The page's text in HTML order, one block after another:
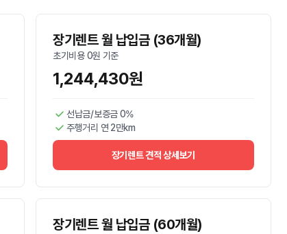
장기렌트 월 납입금 (36개월)
초기비용 0원 기준
1,244,430원
선납금/보증금 0%
주행거리 연 2만km
장기렌트 견적 상세보기
장기렌트 월 납입금 (60개월)